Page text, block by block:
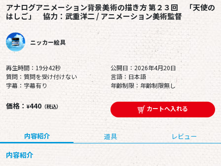
アナログアニメーション背景美術の描き方 第２３回 「天使の
はしご」 協力：武重洋二 / アニメーション美術監督
ニッカー絵具
再生時間：19分42秒
公開日：2026年4月20日
質問：質問を受け付けない
言語：日本語
字幕：字幕有り
年齢制限：年齢制限無し
価格： ¥440 （税込） カートへ入れる
内容紹介 道具 レビュー
内容紹介